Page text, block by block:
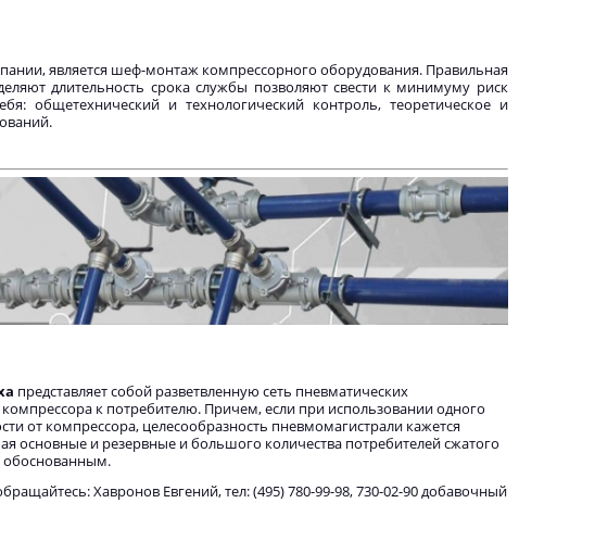
является шеф-монтаж компрессорного оборудования. Правильная
длительность срока службы позволяют свести к минимуму риск
общетехнический и технологический контроль, теоретическое и
представляет собой разветвленную сеть пневматических
к потребителю. Причем, если при использовании одного
от компрессора, целесообразность пневмомагистрали кажется
основные и резервные и большого количества потребителей сжатого
обоснованным.
Хавронов Евгений, тел: (495) 780-99-98, 730-02-90 добавочный